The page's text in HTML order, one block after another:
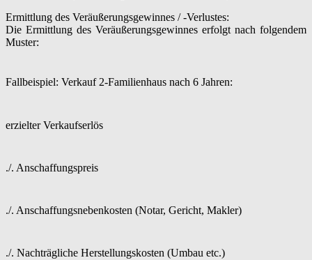
Ermittlung des Veräußerungsgewinnes / -Verlustes:
Die Ermittlung des Veräußerungsgewinnes erfolgt nach folgendem
Muster:
Fallbeispiel: Verkauf 2-Familienhaus nach 6 Jahren:
erzielter Verkaufserlös
./. Anschaffungspreis
./. Anschaffungsnebenkosten (Notar, Gericht, Makler)
./. Nachträgliche Herstellungskosten (Umbau etc.)